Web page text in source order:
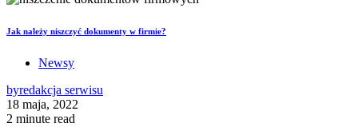
Jak należy niszczyć dokumenty w firmie?
Newsy
byredakcja serwisu
18 maja, 2022
2 minute read